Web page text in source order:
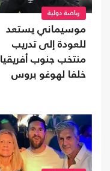
رياضة دولية
موسيماني يستعد
للعودة إلى تدريب
منتخب جنوب أفريقيا
خلفا لهوغو بروس